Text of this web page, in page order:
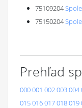
75109204
75150204
Prehľad
000001 002003004
015016017018019